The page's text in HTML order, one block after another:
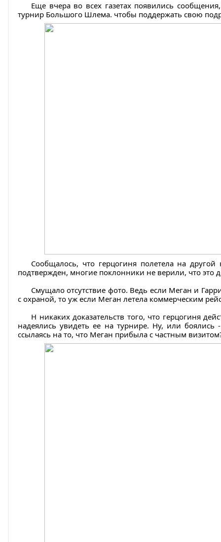
Еще вчера во всех газетах появились
турнир Большого Шлема. чтобы поддержать свою
Сообщалось, что герцогиня полетела на
подтвержден, многие поклонники не верили, что это
Смущало отсутствие фото. Ведь если Меган и
с охраной, то уж если Меган летела коммерческим
Н никаких доказательств того, что герцогиня
надеялись увидеть ее на турнире. Ну, или боялись
ссылаясь на то, что Меган прибыла с частным